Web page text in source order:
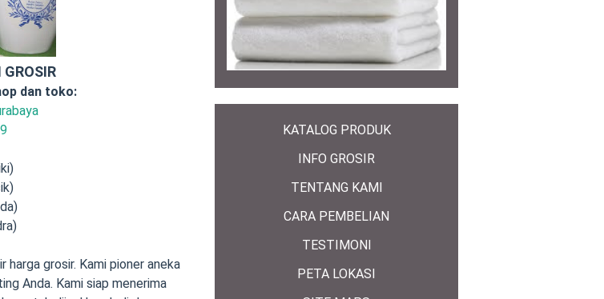
dan toko:
grosir. Kami pioner aneka
Anda. Kami siap menerima
KATALOG PRODUK
INFO GROSIR
TENTANG KAMI
CARA PEMBELIAN
TESTIMONI
PETA LOKASI